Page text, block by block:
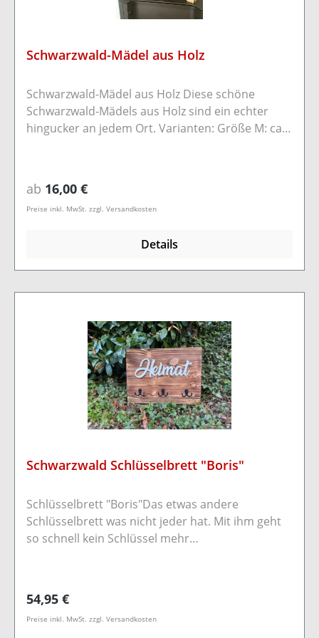
Schwarzwald-Mädel aus Holz
Schwarzwald-Mädel aus Holz Diese schöne
Schwarzwald-Mädels aus Holz sind ein echter
hingucker an jedem Ort. Varianten: Größe M: ca.
45cm Da das Holz ein Naturprodukt ist und von
Hand gebrannt wird, kann das Aussehen vom
Regulärer Preis:
ab 16,00 €
Preise inkl. MwSt. zzgl. Versandkosten
Details
Schwarzwald Schlüsselbrett "Boris"
Schlüsselbrett "Boris"Das etwas andere
Schlüsselbrett was nicht jeder hat. Mit ihm geht
so schnell kein Schlüssel mehr
tollen Schriftzug aus HolzDurch zwei Bohrungen
auf der Rückseite kann das Brett bequem mit
Regulärer Preis:
54,95 €
Preise inkl. MwSt. zzgl. Versandkosten